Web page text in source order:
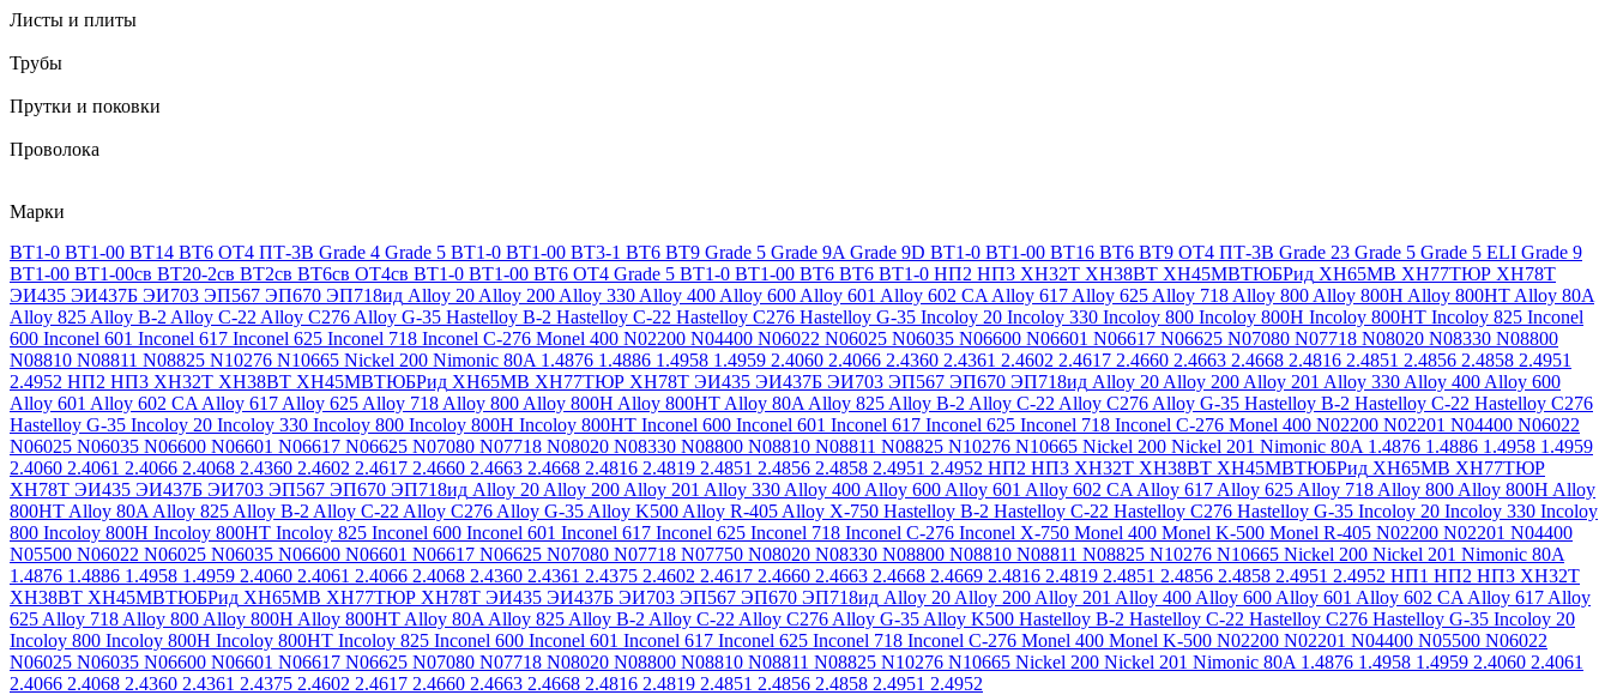
Листы и плиты
Трубы
Прутки и поковки
Проволока
Марки
ВТ1-0 ВТ1-00 ВТ14 ВТ6 ОТ4 ПТ-3В Grade 4 Grade 5 ВТ1-0 ВТ1-00 ВТ3-1 ВТ6 ВТ9 Grade 5 Grade 9A Grade 9D ВТ1-0 ВТ1-00 ВТ16 ВТ6 ВТ9 ОТ4 ПТ-3В Grade 23 Grade 5 Grade 5 ELI Grade 9
ВТ1-00 ВТ1-00св ВТ20-2св ВТ2св ВТ6св ОТ4св ВТ1-0 ВТ1-00 ВТ6 ОТ4 Grade 5 ВТ1-0 ВТ1-00 ВТ6 ВТ6 ВТ1-0 НП2 НП3 ХН32Т ХН38ВТ ХН45МВТЮБРид ХН65МВ ХН77ТЮР ХН78Т
ЭИ435 ЭИ437Б ЭИ703 ЭП567 ЭП670 ЭП718ид Alloy 20 Alloy 200 Alloy 330 Alloy 400 Alloy 600 Alloy 601 Alloy 602 CA Alloy 617 Alloy 625 Alloy 718 Alloy 800 Alloy 800H Alloy 800HT Alloy 80A
Alloy 825 Alloy B-2 Alloy C-22 Alloy C276 Alloy G-35 Hastelloy B-2 Hastelloy C-22 Hastelloy C276 Hastelloy G-35 Incoloy 20 Incoloy 330 Incoloy 800 Incoloy 800H Incoloy 800HT Incoloy 825 Inconel
600 Inconel 601 Inconel 617 Inconel 625 Inconel 718 Inconel C-276 Monel 400 N02200 N04400 N06022 N06025 N06035 N06600 N06601 N06617 N06625 N07080 N07718 N08020 N08330 N08800
N08810 N08811 N08825 N10276 N10665 Nickel 200 Nimonic 80A 1.4876 1.4886 1.4958 1.4959 2.4060 2.4066 2.4360 2.4361 2.4602 2.4617 2.4660 2.4663 2.4668 2.4816 2.4851 2.4856 2.4858 2.4951
2.4952 НП2 НП3 ХН32Т ХН38ВТ ХН45МВТЮБРид ХН65МВ ХН77ТЮР ХН78Т ЭИ435 ЭИ437Б ЭИ703 ЭП567 ЭП670 ЭП718ид Alloy 20 Alloy 200 Alloy 201 Alloy 330 Alloy 400 Alloy 600
Alloy 601 Alloy 602 CA Alloy 617 Alloy 625 Alloy 718 Alloy 800 Alloy 800H Alloy 800HT Alloy 80A Alloy 825 Alloy B-2 Alloy C-22 Alloy C276 Alloy G-35 Hastelloy B-2 Hastelloy C-22 Hastelloy C276
Hastelloy G-35 Incoloy 20 Incoloy 330 Incoloy 800 Incoloy 800H Incoloy 800HT Inconel 600 Inconel 601 Inconel 617 Inconel 625 Inconel 718 Inconel C-276 Monel 400 N02200 N02201 N04400 N06022
N06025 N06035 N06600 N06601 N06617 N06625 N07080 N07718 N08020 N08330 N08800 N08810 N08811 N08825 N10276 N10665 Nickel 200 Nickel 201 Nimonic 80A 1.4876 1.4886 1.4958 1.4959
2.4060 2.4061 2.4066 2.4068 2.4360 2.4602 2.4617 2.4660 2.4663 2.4668 2.4816 2.4819 2.4851 2.4856 2.4858 2.4951 2.4952 НП2 НП3 ХН32Т ХН38ВТ ХН45МВТЮБРид ХН65МВ ХН77ТЮР
ХН78Т ЭИ435 ЭИ437Б ЭИ703 ЭП567 ЭП670 ЭП718ид Alloy 20 Alloy 200 Alloy 201 Alloy 330 Alloy 400 Alloy 600 Alloy 601 Alloy 602 CA Alloy 617 Alloy 625 Alloy 718 Alloy 800 Alloy 800H Alloy
800HT Alloy 80A Alloy 825 Alloy B-2 Alloy C-22 Alloy C276 Alloy G-35 Alloy K500 Alloy R-405 Alloy X-750 Hastelloy B-2 Hastelloy C-22 Hastelloy C276 Hastelloy G-35 Incoloy 20 Incoloy 330 Incoloy
800 Incoloy 800H Incoloy 800HT Incoloy 825 Inconel 600 Inconel 601 Inconel 617 Inconel 625 Inconel 718 Inconel C-276 Inconel X-750 Monel 400 Monel K-500 Monel R-405 N02200 N02201 N04400
N05500 N06022 N06025 N06035 N06600 N06601 N06617 N06625 N07080 N07718 N07750 N08020 N08330 N08800 N08810 N08811 N08825 N10276 N10665 Nickel 200 Nickel 201 Nimonic 80A
1.4876 1.4886 1.4958 1.4959 2.4060 2.4061 2.4066 2.4068 2.4360 2.4361 2.4375 2.4602 2.4617 2.4660 2.4663 2.4668 2.4669 2.4816 2.4819 2.4851 2.4856 2.4858 2.4951 2.4952 НП1 НП2 НП3 ХН32Т
ХН38ВТ ХН45МВТЮБРид ХН65МВ ХН77ТЮР ХН78Т ЭИ435 ЭИ437Б ЭИ703 ЭП567 ЭП670 ЭП718ид Alloy 20 Alloy 200 Alloy 201 Alloy 400 Alloy 600 Alloy 601 Alloy 602 CA Alloy 617 Alloy
625 Alloy 718 Alloy 800 Alloy 800H Alloy 800HT Alloy 80A Alloy 825 Alloy B-2 Alloy C-22 Alloy C276 Alloy G-35 Alloy K500 Hastelloy B-2 Hastelloy C-22 Hastelloy C276 Hastelloy G-35 Incoloy 20
Incoloy 800 Incoloy 800H Incoloy 800HT Incoloy 825 Inconel 600 Inconel 601 Inconel 617 Inconel 625 Inconel 718 Inconel C-276 Monel 400 Monel K-500 N02200 N02201 N04400 N05500 N06022
N06025 N06035 N06600 N06601 N06617 N06625 N07080 N07718 N08020 N08800 N08810 N08811 N08825 N10276 N10665 Nickel 200 Nickel 201 Nimonic 80A 1.4876 1.4958 1.4959 2.4060 2.4061
2.4066 2.4068 2.4360 2.4361 2.4375 2.4602 2.4617 2.4660 2.4663 2.4668 2.4816 2.4819 2.4851 2.4856 2.4858 2.4951 2.4952